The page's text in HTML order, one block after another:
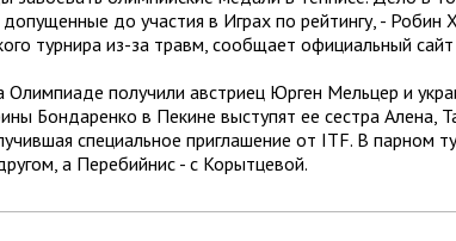
до участия в Играх по рейтингу, - Робин
турнира из-за травм, сообщает официальный
Олимпиаде получили австриец Юрген Мельцер и
Бондаренко в Пекине выступят ее сестра Алена,
специальное приглашение от ITF. В парном
а Перебийнис - с Корытцевой.